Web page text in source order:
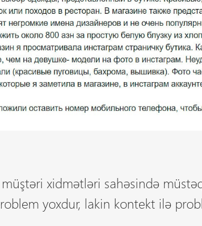
müştəri xidmətləri sahəsində
yoxdur, lakin kontekt ilə